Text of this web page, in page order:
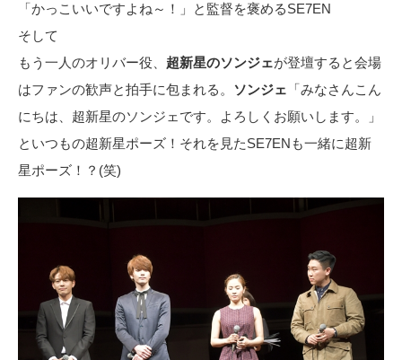
「かっこいいですよね～！」と監督を褒めるSE7EN
そして
もう一人のオリバー役、 超新星のソンジェが登壇すると会場
はファンの歓声と拍手に包まれる。
ソンジェ 「みなさんこん
にちは、超新星のソンジェです。よろしくお願いします。」
といつもの超新星ポーズ！それを見たSE7ENも一緒に超新
星ポーズ！？(笑)